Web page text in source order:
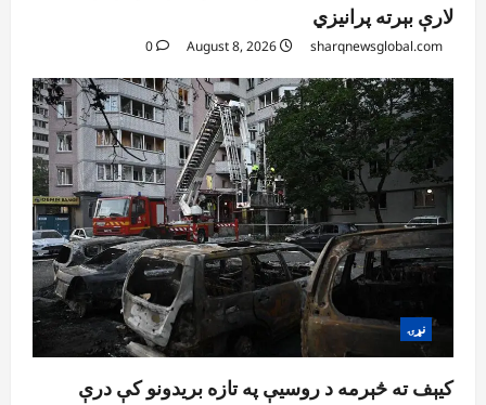
لارې بېرته پرانیزي
sharqnewsglobal.com
0
نړۍ
کیېف ته څېرمه د روسیې په تازه بریدونو کې درې